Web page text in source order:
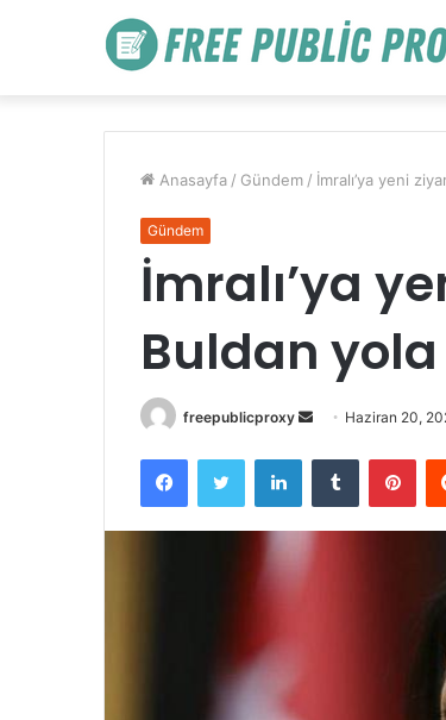
Anasayfa / Gündem / İmralı’ya yeni
Gündem
İmralı’ya
Buldan yola
freepublicproxy
Bir
posta
göndermek
Haziran 20,
FacebookTwitter LinkedInTumblr